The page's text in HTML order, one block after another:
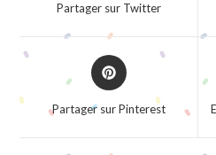
new
window
Partager sur Twitter
Opens
in
Partager sur Pinterest